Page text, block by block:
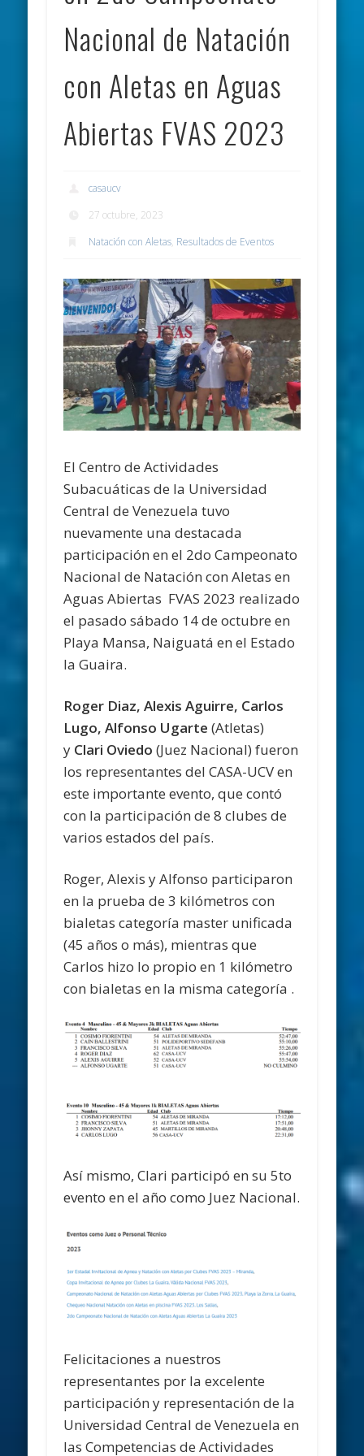
Nacional de Natación
con Aletas en Aguas
Abiertas FVAS 2023
casaucv
27 octubre, 2023
Natación con Aletas, Resultados de Eventos
El Centro de Actividades
Subacuáticas de la Universidad
Central de Venezuela tuvo
nuevamente una destacada
participación en el 2do Campeonato
Nacional de Natación con Aletas en
Aguas Abiertas FVAS 2023 realizado
el pasado sábado 14 de octubre en
Playa Mansa, Naiguatá en el Estado
la Guaira.
Roger Diaz, Alexis Aguirre, Carlos
Lugo, Alfonso Ugarte (Atletas)
y Clari Oviedo (Juez Nacional) fueron
los representantes del CASA-UCV en
este importante evento, que contó
con la participación de 8 clubes de
varios estados del país.
Roger, Alexis y Alfonso participaron
en la prueba de 3 kilómetros con
bialetas categoría master unificada
(45 años o más), mientras que
Carlos hizo lo propio en 1 kilómetro
con bialetas en la misma categoría .
Así mismo, Clari participó en su 5to
evento en el año como Juez Nacional.
Felicitaciones a nuestros
representantes por la excelente
participación y representación de la
Universidad Central de Venezuela en
las Competencias de Actividades